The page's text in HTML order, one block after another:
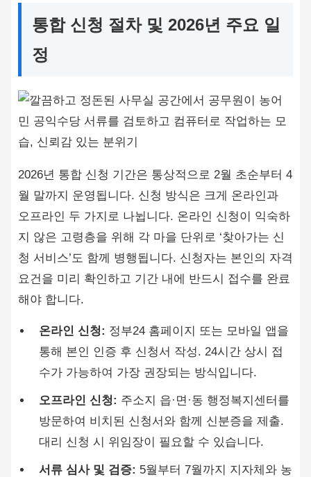
통합 신청 절차 및 2026년 주요 일
정
2026년 통합 신청 기간은 통상적으로 2월 초순부터 4
월 말까지 운영됩니다. 신청 방식은 크게 온라인과
오프라인 두 가지로 나뉩니다. 온라인 신청이 익숙하
지 않은 고령층을 위해 각 마을 단위로 ‘찾아가는 신
청 서비스’도 함께 병행됩니다. 신청자는 본인의 자격
요건을 미리 확인하고 기간 내에 반드시 접수를 완료
해야 합니다.
온라인 신청: 정부24 홈페이지 또는 모바일 앱을
통해 본인 인증 후 신청서 작성. 24시간 상시 접
수가 가능하여 가장 권장되는 방식입니다.
오프라인 신청: 주소지 읍·면·동 행정복지센터를
방문하여 비치된 신청서와 함께 신분증을 제출.
대리 신청 시 위임장이 필요할 수 있습니다.
서류 심사 및 검증: 5월부터 7월까지 지자체와 농